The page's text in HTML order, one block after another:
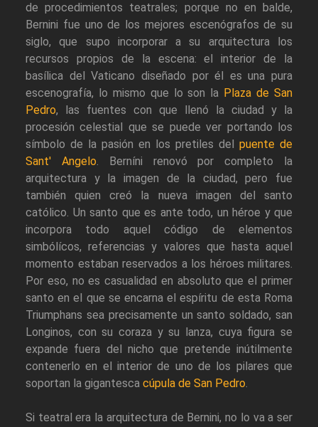
de procedimientos teatrales; porque no en balde,
Bernini fue uno de los mejores escenógrafos de su
siglo, que supo incorporar a su arquitectura los
recursos propios de la escena: el interior de la
basílica del Vaticano diseñado por él es una pura
escenografía, lo mismo que lo son la Plaza de San
Pedro, las fuentes con que llenó la ciudad y la
procesión celestial que se puede ver portando los
símbolo de la pasión en los pretiles del puente de
Sant' Angelo. Berníni renovó por completo la
arquitectura y la imagen de la ciudad, pero fue
también quien creó la nueva imagen del santo
católico. Un santo que es ante todo, un héroe y que
incorpora todo aquel código de elementos
simbólícos, referencias y valores que hasta aquel
momento estaban reservados a los héroes militares.
Por eso, no es casualidad en absoluto que el primer
santo en el que se encarna el espíritu de esta Roma
Triumphans sea precisamente un santo soldado, san
Longinos, con su coraza y su lanza, cuya figura se
expande fuera del nicho que pretende inútilmente
contenerlo en el interior de uno de los pilares que
soportan la gigantesca cúpula de San Pedro.
Si teatral era la arquitectura de Bernini, no lo va a ser